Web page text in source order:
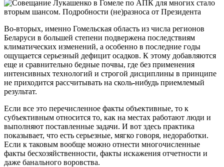
Во-вторых, именно Гомельская область из числа регионов
Беларуси в большей степени подвержена последствиям
климатических изменений, а особенно в последние годы
ощущается серьезный дефицит осадков. К этому добавляются
еще и сравнительно бедные почвы, где без применения
интенсивных технологий и строгой дисциплины в принципе
не приходится рассчитывать на сколь-нибудь приемлемый
результат.
Если все это перечисленное факты объективные, то к
субъективным относится то, как на местах работают люди и
выполняют поставленные задачи. И вот здесь практика
показывает, что есть серьезные, мягко говоря, недоработки.
Если к таковым вообще можно отнести многочисленные
факты бесхозяйственности, факты искажения отчетности и
даже банального воровства.